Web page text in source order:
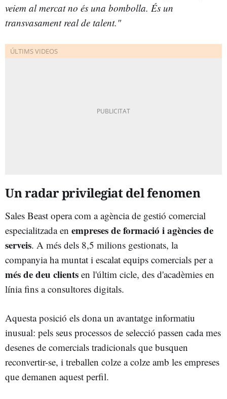
veiem al mercat no és una bombolla. És un
transvasament real de talent."
Un radar privilegiat del fenomen
Sales Beast opera com a agència de gestió comercial
especialitzada en empreses de formació i agències de
serveis. A més dels 8,5 milions gestionats, la
companyia ha muntat i escalat equips comercials per a
més de deu clients en l'últim cicle, des d'acadèmies en
línia fins a consultores digitals.
Aquesta posició els dona un avantatge informatiu
inusual: pels seus processos de selecció passen cada mes
desenes de comercials tradicionals que busquen
reconvertir-se, i treballen colze a colze amb les empreses
que demanen aquest perfil.